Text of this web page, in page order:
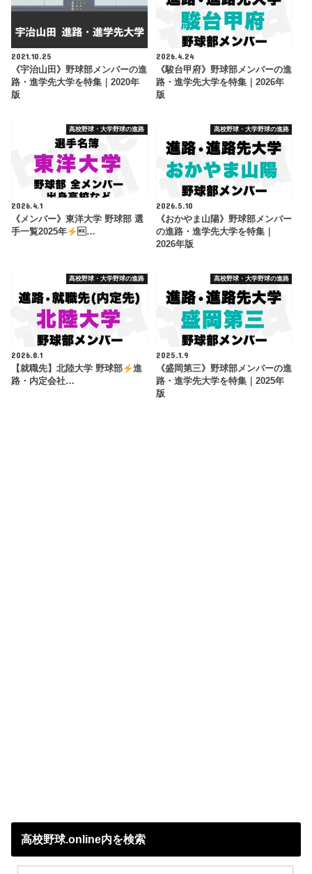
2021.10.25
《宇治山田》野球部メンバーの進
路・進学先大学を特集｜2020年
版
2026.4.24
《駿台甲府》野球部メンバーの進
路・進学先大学を特集｜2026年
版
高校野球・大学野球の進路
2026.4.1
《メンバー》東洋大学 野球部 選
手一覧2025年
…
高校野球・大学野球の進路
2026.5.10
《おかやま山陽》野球部メンバー
の進路・進学先大学を特集｜
2026年版
高校野球・大学野球の進路
2026.8.1
【就職先】北陸大学 野球部
進
路・内定会社…
高校野球・大学野球の進路
2025.1.9
《盛岡第三》野球部メンバーの進
路・進学先大学を特集｜2025年
版
高校野球.online内を検索